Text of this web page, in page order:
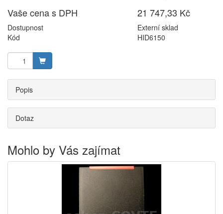
Vaše cena s DPH
21 747,33 Kč
Dostupnost
Externí sklad
Kód
HID6150
Popis
Dotaz
Mohlo by Vás zajímat